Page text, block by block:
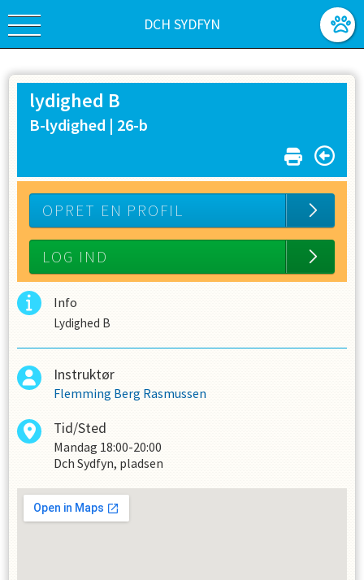
DCH SYDFYN
lydighed B
B-lydighed | 26-b
OPRET EN PROFIL
LOG IND
Info
Lydighed B
Instruktør
Flemming Berg Rasmussen
Tid/Sted
Mandag 18:00-20:00
Dch Sydfyn, pladsen